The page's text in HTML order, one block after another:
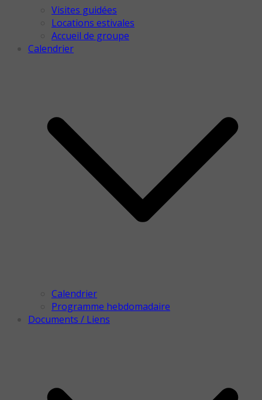
Visites guidées
Locations estivales
Accueil de groupe
Calendrier
Calendrier
Programme hebdomadaire
Documents / Liens